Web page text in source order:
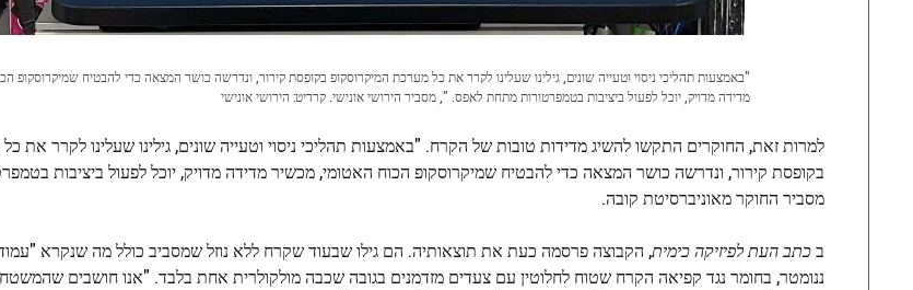
"באמצעות תהליכי ניסוי וטעייה שונים, גילינו שעלינו לקרר את כל מערכת המיקרוסקופ בקופסת קירור, ונדרשה כושר המצאה כדי להבטיח שמיקרוסקופ
מדידה מדויק, יוכל לפעול ביציבות בטמפרטורות מתחת לאפס. ", מסביר הירושי אונישי. קרדיט: הירושי אונישי
למרות זאת, החוקרים התקשו להשיג מדידות טובות של הקרח. "באמצעות תהליכי ניסוי וטעייה שונים, גילינו שעלינו לקרר את
בקופסת קירור, ונדרשה כושר המצאה כדי להבטיח שמיקרוסקופ הכוח האטומי, מכשיר מדידה מדויק, יוכל לפעול ביציבות
מסביר החוקר מאוניברסיטת קובה.
בכתב העת לפיזיקה כימית
ננומטר, בחומר נגד קפיאה הקרח שטוח לחלוטין עם צעדים מזדמנים בגובה שכבה מולקולרית אחת בלבד. "אנו חושבים